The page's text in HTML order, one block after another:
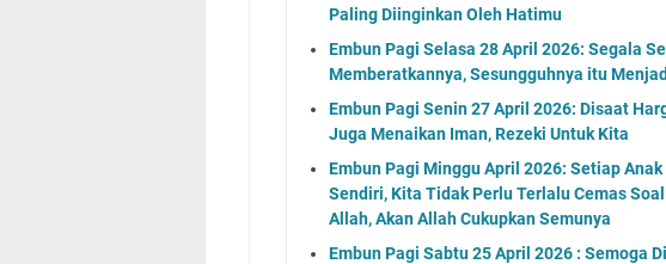
Paling Diinginkan Oleh Hatimu
Embun Pagi Selasa 28 April 2026: Segala
Memberatkannya, Sesungguhnya itu
Embun Pagi Senin 27 April 2026: Disaat
Juga Menaikan Iman, Rezeki Untuk Kita
Embun Pagi Minggu April 2026: Setiap
Sendiri, Kita Tidak Perlu Terlalu Cemas
Allah, Akan Allah Cukupkan Semunya
Embun Pagi Sabtu 25 April 2026 : Semoga